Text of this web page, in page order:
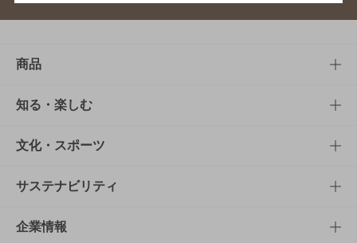
商品
商品TOP
商品一覧
商品発売情報
栄養成分一覧
知る・楽しむ
知る・楽しむTOP
キャンペーン
工場見学
文化・スポーツ
文化・スポーツTOP
サントリーホール
サステナビリティ
サステナビリティTOP
企業情報